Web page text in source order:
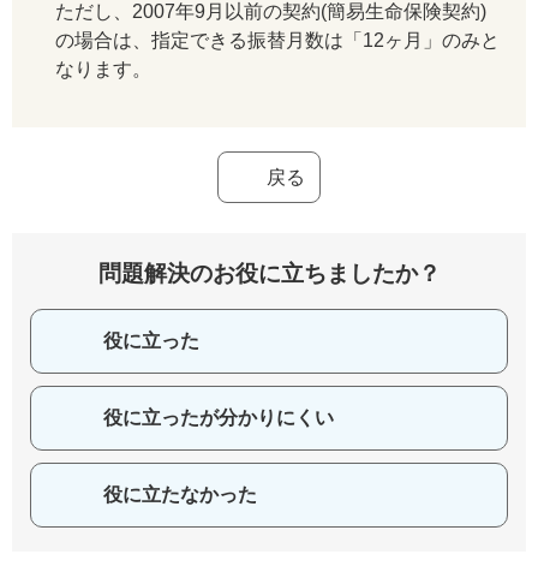
ただし、2007年9月以前の契約(簡易生命保険契約)
の場合は、指定できる振替月数は「12ヶ月」のみと
なります。
戻る
問題解決のお役に立ちましたか？
役に立った
役に立ったが分かりにくい
役に立たなかった